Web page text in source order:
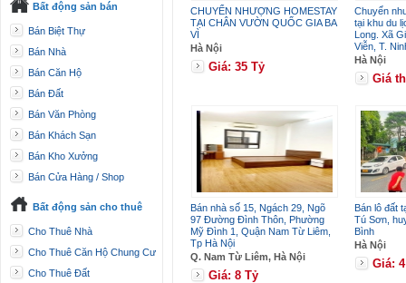
Bất động sản bán
Bán Biệt Thự
Bán Nhà
Bán Căn Hộ
Bán Đất
Bán Văn Phòng
Bán Khách Sạn
Bán Kho Xưởng
Bán Cửa Hàng / Shop
Bất động sản cho thuê
Cho Thuê Nhà
Cho Thuê Căn Hộ Chung Cư
Cho Thuê Đất
CHUYỂN NHƯỢNG HOMESTAY
TẠI CHÂN VƯỜN QUỐC GIA BA
VÌ
Hà Nội
Giá: 35 Tỷ
Chuyển
tại khu du
Long. Xã
Viễn, T.
Hà Nội
Giá
Bán nhà số 15, Ngách 29, Ngõ
97 Đường Đình Thôn, Phường
Mỹ Đình 1, Quận Nam Từ Liêm,
Tp Hà Nội
Q. Nam Từ Liêm, Hà Nội
Giá: 8 Tỷ
Bán lô đất
Tú Sơn,
Bình
Hà Nội
Giá: